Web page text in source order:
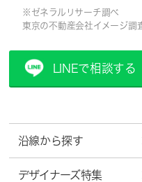
※ゼネラルリサーチ調べ
東京の不動産会社イメージ調
LINEで相談する
沿線から探す
デザイナーズ特集